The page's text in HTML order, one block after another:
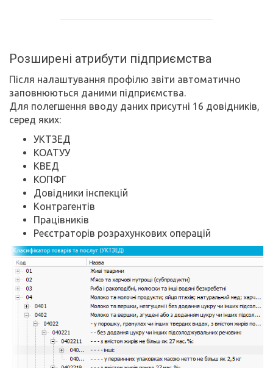
Розширені атрибути підприємства
Після налаштування профілю звіти автоматично
заповнюються даними підприємства.
Для полегшення вводу даних присутні 16 довідників,
серед яких:
УКТЗЕД
КОАТУУ
КВЕД
КОПФГ
Довідники інспекцій
Контрагентів
Працівників
Реєстраторів розрахункових операцій